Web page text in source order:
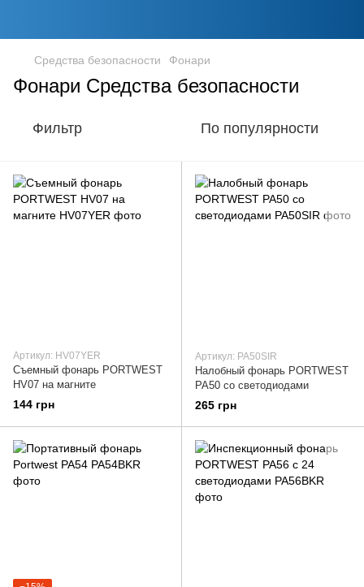
Средства безопасности Фонари
Фонари Средства безопасности
Фильтр По популярности
Артикул: HV07YER
Съемный фонарь PORTWEST
HV07 на магните
144 грн
Артикул: PA50SIR
Налобный фонарь PORTWEST
PA50 со светодиодами
265 грн